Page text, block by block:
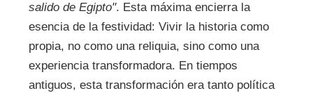
salido de Egipto". Esta máxima encierra la
esencia de la festividad: Vivir la historia como
propia, no como una reliquia, sino como una
experiencia transformadora. En tiempos
antiguos, esta transformación era tanto política